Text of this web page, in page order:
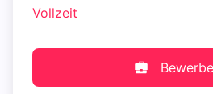
Vollzeit